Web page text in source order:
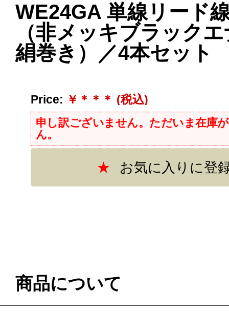
WE24GA 単線リード
（非メッキブラック
絹巻き）／4本セット
Price: ￥＊＊＊ (税込)
商品について